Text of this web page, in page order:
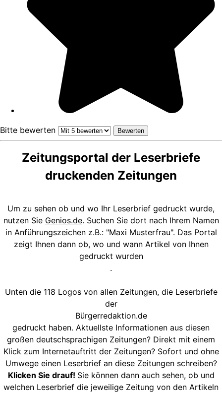
Bitte bewerten
Zeitungsportal der Leserbriefe
druckenden Zeitungen
Um zu sehen ob und wo Ihr Leserbrief gedruckt wurde,
nutzen Sie Genios.de. Suchen Sie dort nach Ihrem Namen
in Anführungszeichen z.B.: "Maxi Musterfrau". Das Portal
zeigt Ihnen dann ob, wo und wann Artikel von Ihnen
gedruckt wurden
.
Unten die 118 Logos von allen Zeitungen, die Leserbriefe
der
Bürgerredaktion.de
gedruckt haben. Aktuellste Informationen aus diesen
großen deutschsprachigen Zeitungen? Direkt mit einem
Klick zum Internetauftritt der Zeitungen? Sofort und ohne
Umwege einen Leserbrief an diese Zeitungen schreiben?
Klicken Sie drauf! Sie können dann auch sehen, ob und
welchen Leserbrief die jeweilige Zeitung von den Artikeln